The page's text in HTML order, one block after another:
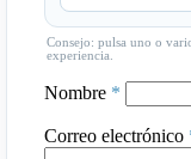
Consejo: pulsa uno o
experiencia.
Nombre *
Correo electrónico